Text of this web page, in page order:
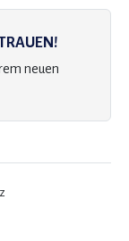
neuen